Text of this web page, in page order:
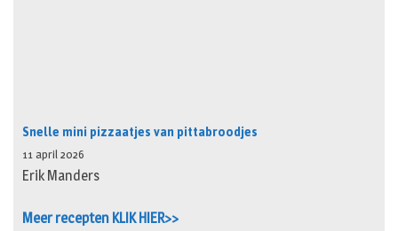
Snelle mini pizzaatjes van pittabroodjes
11 april 2026
Erik Manders
Meer recepten KLIK HIER>>